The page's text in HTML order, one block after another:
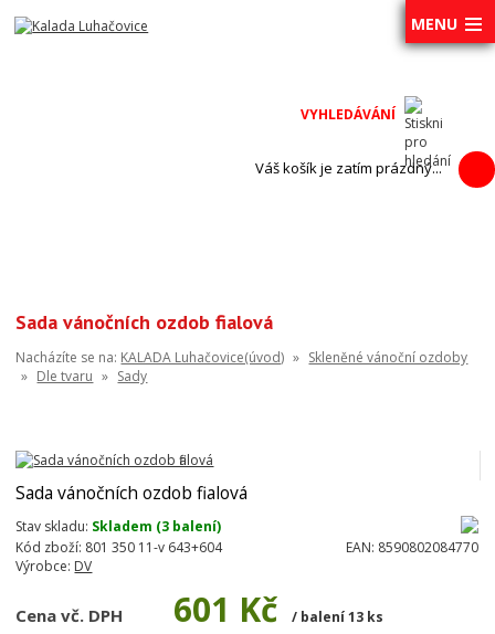
MENU
Váš košík je zatím prázdný...
Sada vánočních ozdob fialová
Nacházíte se na: KALADA Luhačovice(úvod) » Skleněné vánoční ozdoby
» Dle tvaru » Sady
Sada vánočních ozdob fialová
Stav skladu: Skladem (3 balení)
Kód zboží: 801 350 11-v 643+604 EAN: 8590802084770
Výrobce: DV
Cena vč. DPH 601 Kč / balení 13 ks